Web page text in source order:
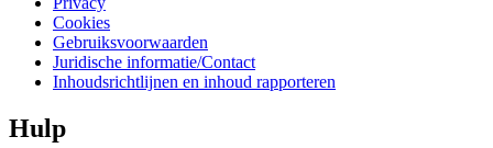
Cookies
Gebruiksvoorwaarden
Juridische informatie/Contact
Inhoudsrichtlijnen en inhoud rapporteren
Hulp